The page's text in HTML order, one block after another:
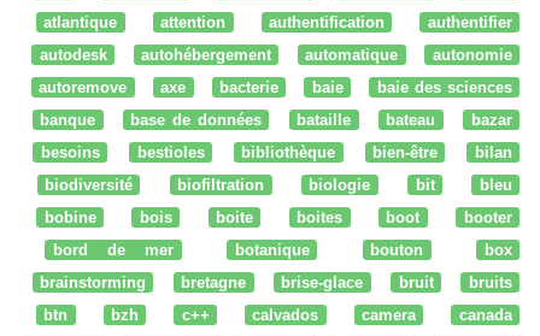
atlantique
attention authentification
authentifier
autodesk
autohébergement automatique
autonomie
autoremove
axe bacterie baie
baie des sciences
banque
base de données bataille bateau
bazar
besoins
bestioles bibliothèque bien-être
bilan
biodiversité
biofiltration biologie bit
bleu
bobine
bois boite boites boot
booter
bord de mer
botanique bouton
box
brainstorming
bretagne brise-glace bruit
bruits
btn
bzh c++ calvados camera
canada